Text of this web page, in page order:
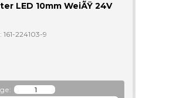
LED 10mm WeiÃŸ 24V
224103-9